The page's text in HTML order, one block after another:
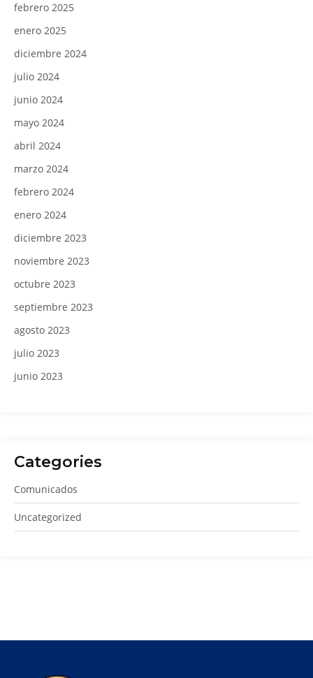
febrero 2025
enero 2025
diciembre 2024
julio 2024
junio 2024
mayo 2024
abril 2024
marzo 2024
febrero 2024
enero 2024
diciembre 2023
noviembre 2023
octubre 2023
septiembre 2023
agosto 2023
julio 2023
junio 2023
Categories
Comunicados
Uncategorized